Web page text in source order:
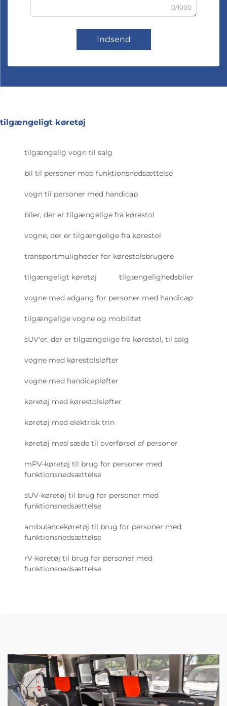
0/1000
Indsend
tilgængeligt køretøj
tilgængelig vogn til salg
bil til personer med funktionsnedsættelse
vogn til personer med handicap
biler, der er tilgængelige fra kørestol
vogne, der er tilgængelige fra kørestol
transportmuligheder for kørestolsbrugere
tilgængeligt køretøj tilgængelighedsbiler
vogne med adgang for personer med handicap
tilgængelige vogne og mobilitet
sUV'er, der er tilgængelige fra kørestol, til salg
vogne med kørestolsløfter
vogne med handicapløfter
køretøj med kørestolsløfter
køretøj med elektrisk trin
køretøj med sæde til overførsel af personer
mPV-køretøj til brug for personer med
funktionsnedsættelse
sUV-køretøj til brug for personer med
funktionsnedsættelse
ambulancekøretøj til brug for personer med
funktionsnedsættelse
rV-køretøj til brug for personer med
funktionsnedsættelse